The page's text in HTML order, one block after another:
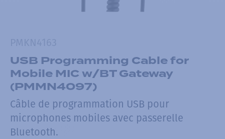
USB Programming Cable for
Mobile MIC w/BT Gateway
(PMMN4097)
Câble de programmation USB pour
microphones mobiles avec passerelle
Bluetooth.